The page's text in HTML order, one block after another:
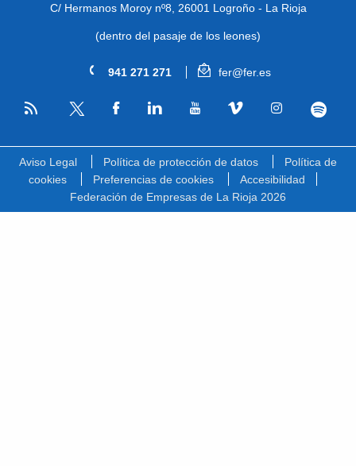
C/ Hermanos Moroy nº8, 26001 Logroño - La Rioja
(dentro del pasaje de los leones)
941 271 271 fer@fer.es
RSS
Aviso Legal Política de protección de datos
Política de
cookies
Preferencias de cookies
Accesibilidad
Federación de Empresas de La Rioja 2026